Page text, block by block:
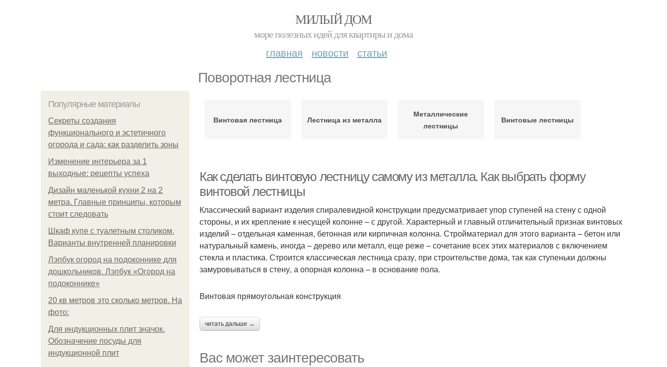
МИЛЫЙ ДОМ
море полезных идей для квартиры и дома
главная новости статьи
Поворотная лестница
Популярные материалы
Секреты создания
функционального и эстетичного
огорода и сада: как разделить зоны
Изменение интерьера за 1
выходные: рецепты успеха
Дизайн маленькой кухни 2 на 2
метра. Главные принципы, которым
стоит следовать
Шкаф купе с туалетным столиком.
Варианты внутренней планировки
Лэпбук огород на подоконнике для
дошкольников. Лэпбук «Огород на
подоконнике»
20 кв метров это сколько метров. На
фото:
Для индукционных плит значок.
Обозначение посуды для
индукционной плит
Винтовая лестница Лестница из металла
Металлические
лестницы
Винтовые лестницы
Как сделать винтовую лестницу самому из металла. Как выбрать форму
винтовой лестницы
Классический вариант изделия спиралевидной конструкции предусматривает упор ступеней на стену с одной
стороны, и их крепление к несущей колонне – с другой. Характерный и главный отличительный признак винтовых
изделий – отдельная каменная, бетонная или кирпичная колонна. Стройматериал для этого варианта – бетон или
натуральный камень, иногда – дерево или металл, еще реже – сочетание всех этих материалов с включением
стекла и пластика. Строится классическая лестница сразу, при строительстве дома, так как ступеньки должны
замуровываться в стену, а опорная колонна – в основание пола.
Винтовая прямоугольная конструкция
читать дальше →
Вас может заинтересовать